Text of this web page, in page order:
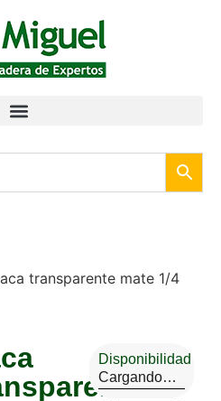
transparente mate 1/4
Disponibilidad
Cargando…